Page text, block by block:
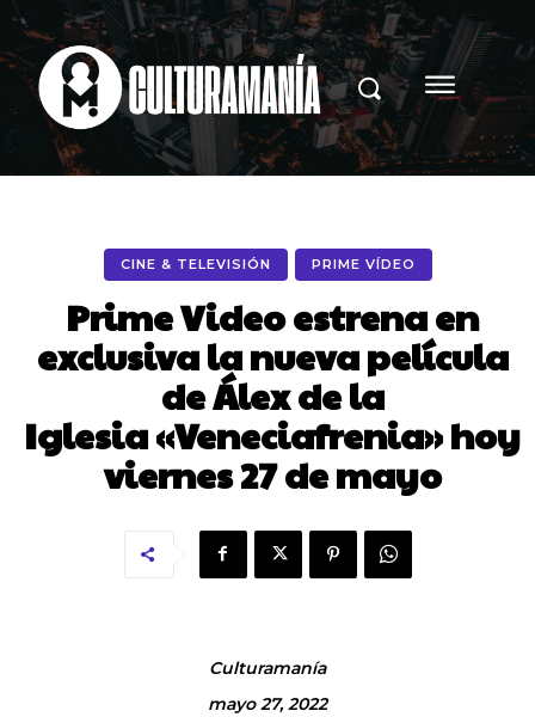
CINE & TELEVISIÓN PRIME VÍDEO
Prime Video estrena en
exclusiva la nueva película
de Álex de la
Iglesia «Veneciafrenia» hoy
viernes 27 de mayo
Culturamanía
mayo 27, 2022